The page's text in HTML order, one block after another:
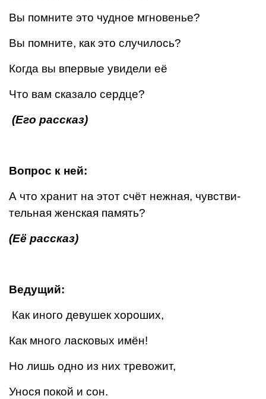
Вы помните это чудное мгновенье?
Вы помните, как это случилось?
Когда вы впервые увидели её
Что вам сказало сердце?
(Его рассказ)
Вопрос к ней:
А что хранит на этот счёт нежная, чувстви­
тельная женская память?
(Её рассказ)
Ведущий:
Как иного девушек хороших,
Как много ласковых имён!
Но лишь одно из них тревожит,
Унося покой и сон.